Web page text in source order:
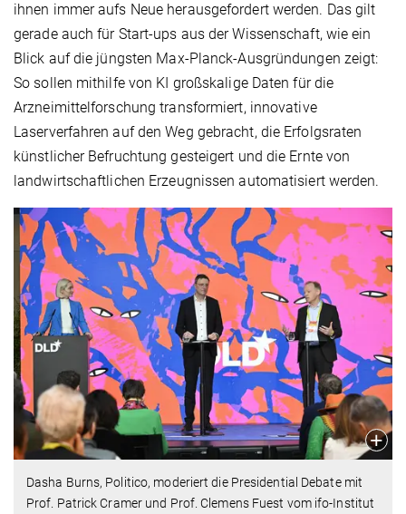
ihnen immer aufs Neue herausgefordert werden. Das gilt
gerade auch für Start-ups aus der Wissenschaft, wie ein
Blick auf die jüngsten Max-Planck-Ausgründungen zeigt:
So sollen mithilfe von KI großskalige Daten für die
Arzneimittelforschung transformiert, innovative
Laserverfahren auf den Weg gebracht, die Erfolgsraten
künstlicher Befruchtung gesteigert und die Ernte von
landwirtschaftlichen Erzeugnissen automatisiert werden.
Dasha Burns, Politico, moderiert die Presidential Debate mit
Prof. Patrick Cramer und Prof. Clemens Fuest vom ifo-Institut